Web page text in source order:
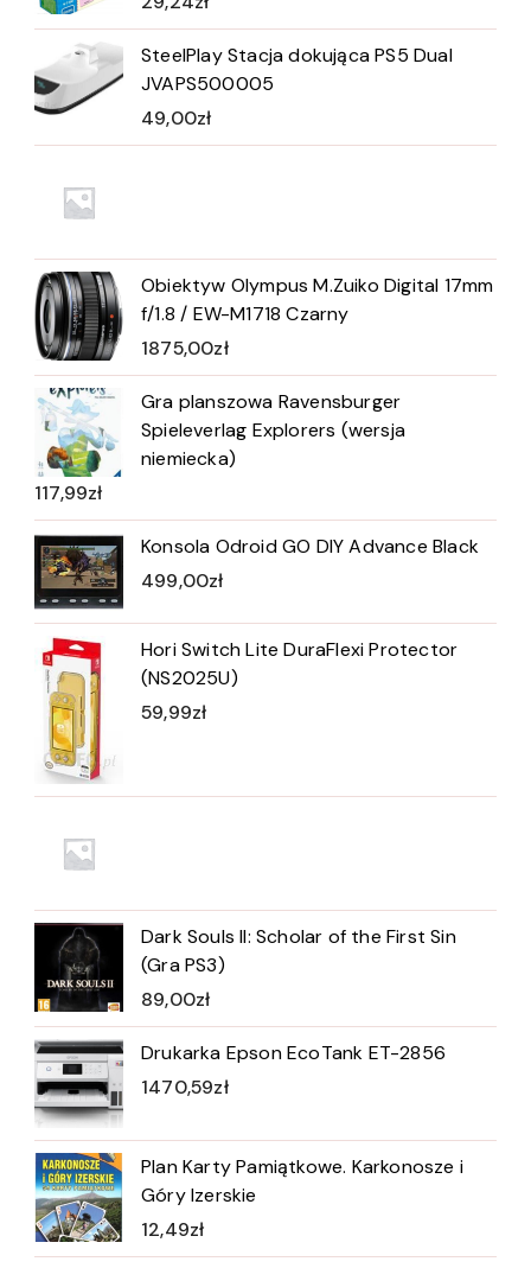
SteelPlay Stacja dokująca PS5 Dual
JVAPS500005
49,00zł
Obiektyw Olympus M.Zuiko Digital 17mm
f/1.8 / EW-M1718 Czarny
1875,00zł
Gra planszowa Ravensburger
Spieleverlag Explorers (wersja
niemiecka)
117,99zł
Konsola Odroid GO DIY Advance Black
499,00zł
Hori Switch Lite DuraFlexi Protector
(NS2025U)
59,99zł
Dark Souls II: Scholar of the First Sin
(Gra PS3)
89,00zł
Drukarka Epson EcoTank ET-2856
1470,59zł
Plan Karty Pamiątkowe. Karkonosze i
Góry Izerskie
12,49zł